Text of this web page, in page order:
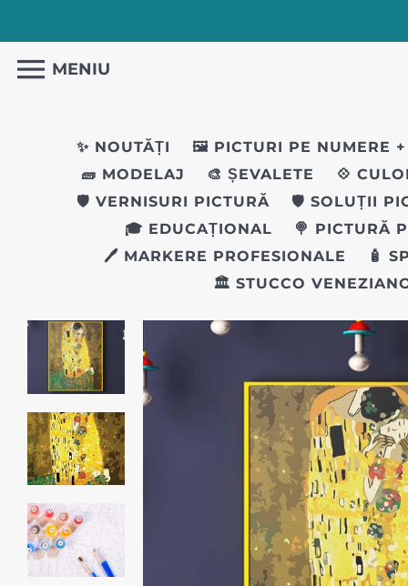
MENIU
✨ NOUTĂȚI 🖼️ PICTURI PE NUMERE +
🧱 MODELAJ
🎨 ȘEVALETE 💠
🛡️ VERNISURI PICTURĂ
🛡️ SOLUȚII
🎓 EDUCAȚIONAL
🍭 PICTURĂ
🖊 MARKERE PROFESIONALE
🧴
🏛️ STUCCO